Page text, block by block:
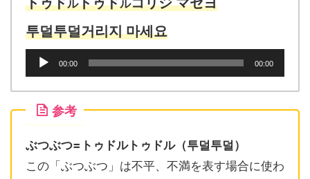
ル ル
투덜투덜거리지 마세요
ー
00:00 00:00
参考
ぶつぶつ=トゥドルトゥドル（투덜투덜）
この「ぶつぶつ」は不平、不満を表す場合に使わ